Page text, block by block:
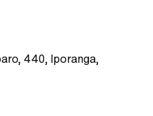
440, Iporanga,